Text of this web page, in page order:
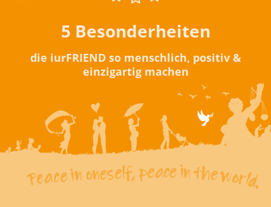
5 Besonderheiten
die iurFRIEND so menschlich, positiv &
einzigartig machen